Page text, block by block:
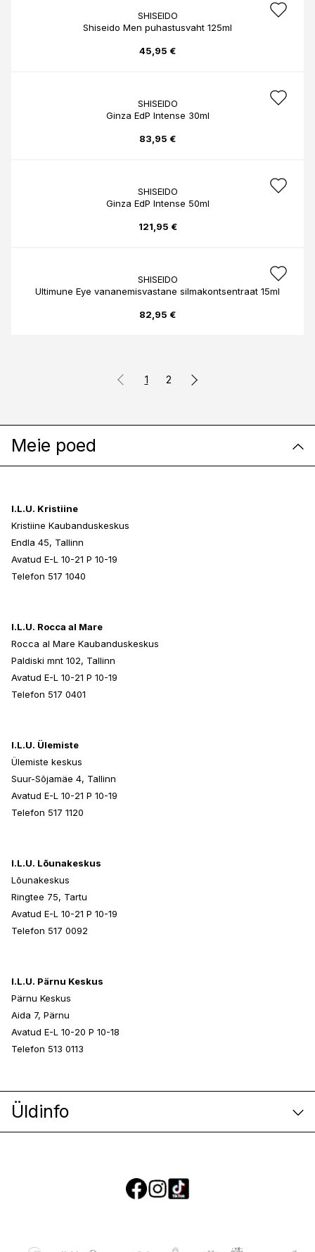
SHISEIDO
Shiseido Men puhastusvaht 125ml
45,95 €
SHISEIDO
Ginza EdP Intense 30ml
83,95 €
SHISEIDO
Ginza EdP Intense 50ml
121,95 €
SHISEIDO
Ultimune Eye vananemisvastane silmakontsentraat 15ml
82,95 €
1 2
Meie poed
I.L.U. Kristiine
Kristiine Kaubanduskeskus
Endla 45, Tallinn
Avatud E-L 10-21 P 10-19
Telefon 517 1040
I.L.U. Rocca al Mare
Rocca al Mare Kaubanduskeskus
Paldiski mnt 102, Tallinn
Avatud E-L 10-21 P 10-19
Telefon 517 0401
I.L.U. Ülemiste
Ülemiste keskus
Suur-Sõjamäe 4, Tallinn
Avatud E-L 10-21 P 10-19
Telefon 517 1120
I.L.U. Lõunakeskus
Lõunakeskus
Ringtee 75, Tartu
Avatud E-L 10-21 P 10-19
Telefon 517 0092
I.L.U. Pärnu Keskus
Pärnu Keskus
Aida 7, Pärnu
Avatud E-L 10-20 P 10-18
Telefon 513 0113
Üldinfo